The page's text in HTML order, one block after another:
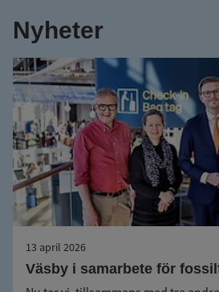
Nyheter
13 april 2026
Väsby i samarbete för